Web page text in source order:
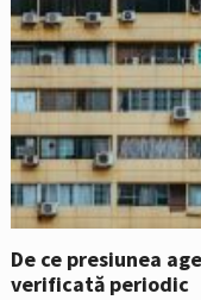
De ce presiunea
verificată periodic